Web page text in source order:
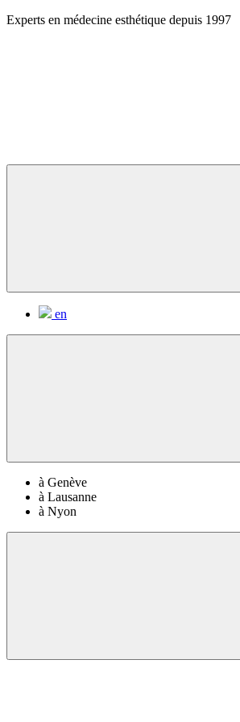
Aller
Experts en médecine esthétique depuis 1997
en
à Genève
à Lausanne
à Nyon